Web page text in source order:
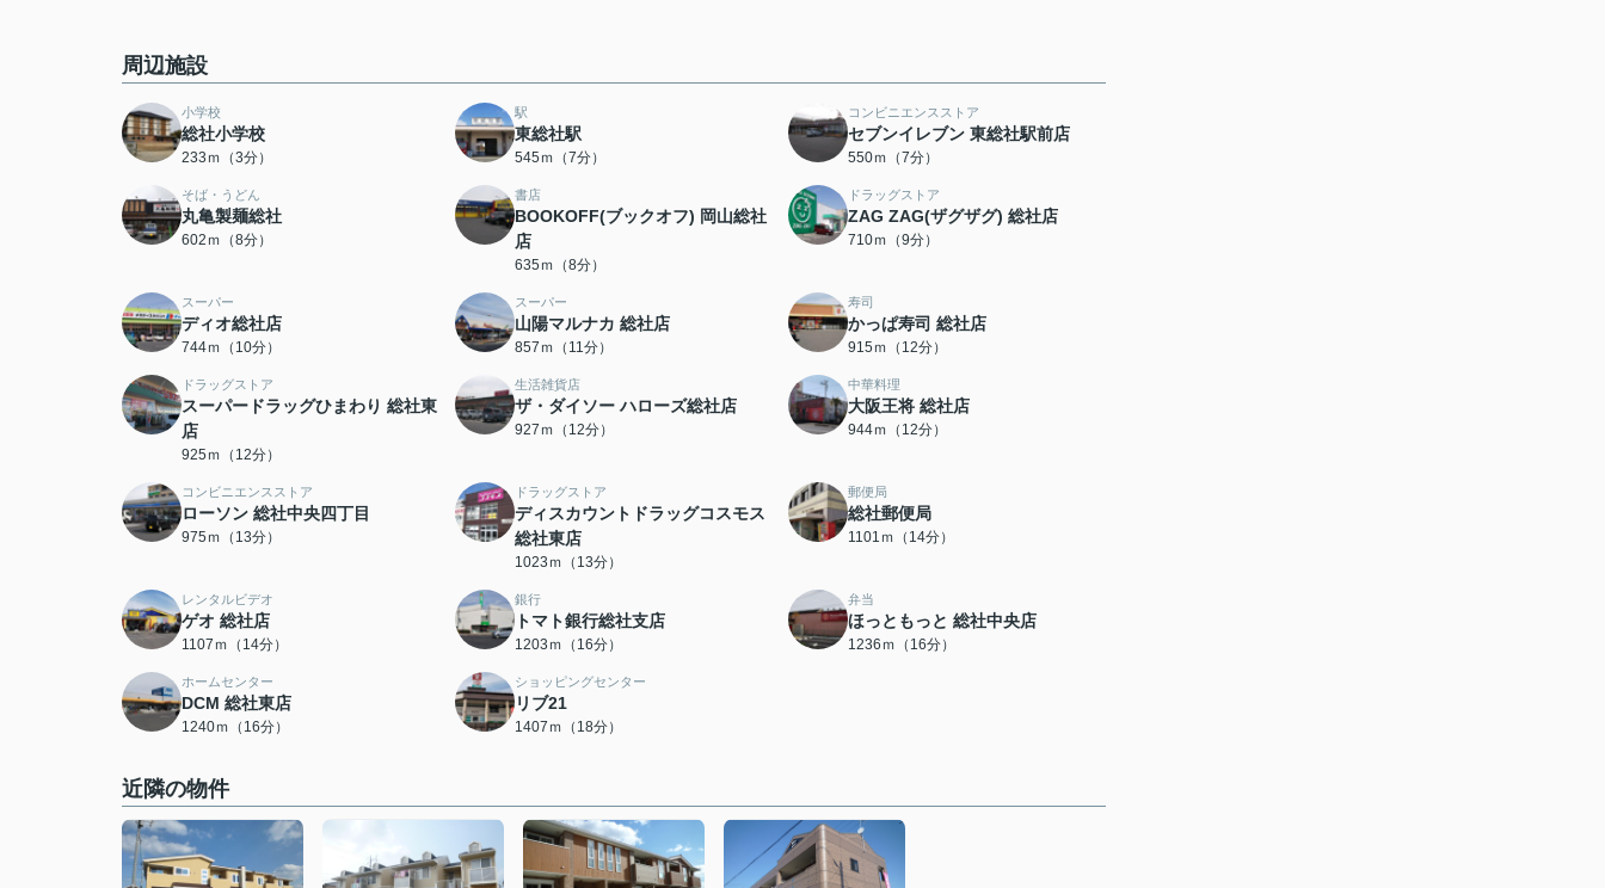
周辺施設
小学校
総社小学校
233ｍ（3分）
駅
東総社駅
545ｍ（7分）
コンビニエンスストア
セブンイレブン 東総社駅前店
550ｍ（7分）
そば・うどん
丸亀製麺総社
602ｍ（8分）
書店
BOOKOFF(ブックオフ) 岡山総社
店
635ｍ（8分）
ドラッグストア
ZAG ZAG(ザグザグ) 総社店
710ｍ（9分）
スーパー
ディオ総社店
744ｍ（10分）
スーパー
山陽マルナカ 総社店
857ｍ（11分）
寿司
かっぱ寿司 総社店
915ｍ（12分）
ドラッグストア
スーパードラッグひまわり 総社東
店
925ｍ（12分）
生活雑貨店
ザ・ダイソー ハローズ総社店
927ｍ（12分）
中華料理
大阪王将 総社店
944ｍ（12分）
コンビニエンスストア
ローソン 総社中央四丁目
975ｍ（13分）
ドラッグストア
ディスカウントドラッグコスモス
総社東店
1023ｍ（13分）
郵便局
総社郵便局
1101ｍ（14分）
レンタルビデオ
ゲオ 総社店
1107ｍ（14分）
銀行
トマト銀行総社支店
1203ｍ（16分）
弁当
ほっともっと 総社中央店
1236ｍ（16分）
ホームセンター
DCM 総社東店
1240ｍ（16分）
ショッピングセンター
リブ21
1407ｍ（18分）
近隣の物件